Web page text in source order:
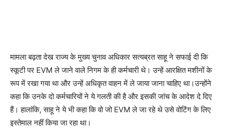
मामला बढ़ता देख राज्य के मुख्य चुनाव अधिकार सत्यब्रत साहू ने सफाई दी कि
स्कूटी पर EVM ले जाने वाले निगम के ही कर्मचारी थे। उन्हें आरक्षित मशीनों के
रूप में रखा गया था और उन्हें अधिकृत वाहन में ले जाया जाना चाहिए था।उन्होंने
कहा कि उनके दो कर्मचारियों ने ये गलती की है और इसकी जांच के आदेश दे दिए
हैं। हालांकि, साहू ने ये भी कहा कि वो जो EVM ले जा रहे थे उसे वोटिंग के लिए
इस्तेमाल नहीं किया जा रहा था।